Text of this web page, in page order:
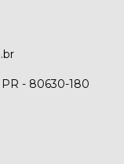
- 80630-180